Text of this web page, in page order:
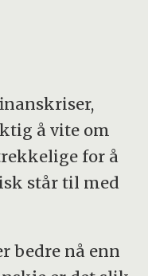
å vite om
for å
står til med
bedre nå enn